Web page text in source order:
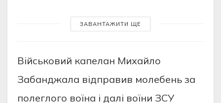
ЗАВАНТАЖИТИ ЩЕ
Військовий капелан Михайло
Забанджала відправив молебень за
полеглого воїна і далі воїни ЗСУ